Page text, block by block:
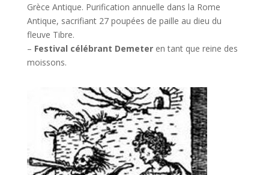
Grèce Antique. Purification annuelle dans la Rome
Antique, sacrifiant 27 poupées de paille au dieu du
fleuve Tibre.
– Festival célébrant Demeteren tant que reine des
moissons.